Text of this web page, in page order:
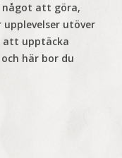
och bada
nära och kära, och
något att göra,
utöver
att upptäcka
här bor du